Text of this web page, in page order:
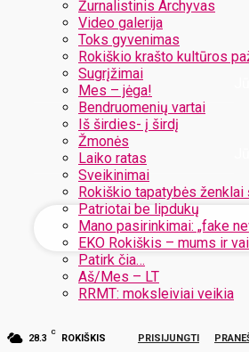
Žurnalistinis Archyvas
Video galerija
Toks gyvenimas
Rokiškio krašto kultūros
Sugrįžimai
Mes – jėga!
Bendruomenių vartai
Iš širdies- į širdį
Žmonės
Laiko ratas
Sveikinimai
Rokiškio tapatybės ženklai
Patriotai be lipdukų
Mano pasirinkimai: „fake
EKO Rokiškis – mums ir
Patirk čia…
Aš/Mes – LT
RRMT: moksleiviai veikia
28.3
C
ROKIŠKIS PRISIJUNGTI